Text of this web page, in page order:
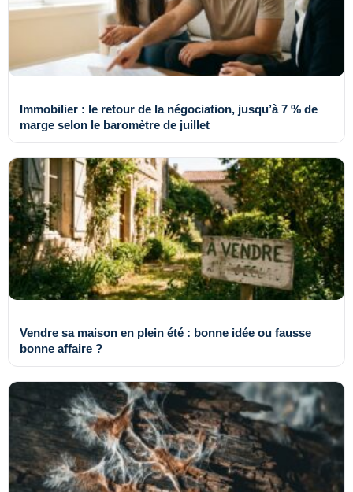
Immobilier : le retour de la négociation, jusqu’à 7 % de
marge selon le baromètre de juillet
Vendre sa maison en plein été : bonne idée ou fausse
bonne affaire ?